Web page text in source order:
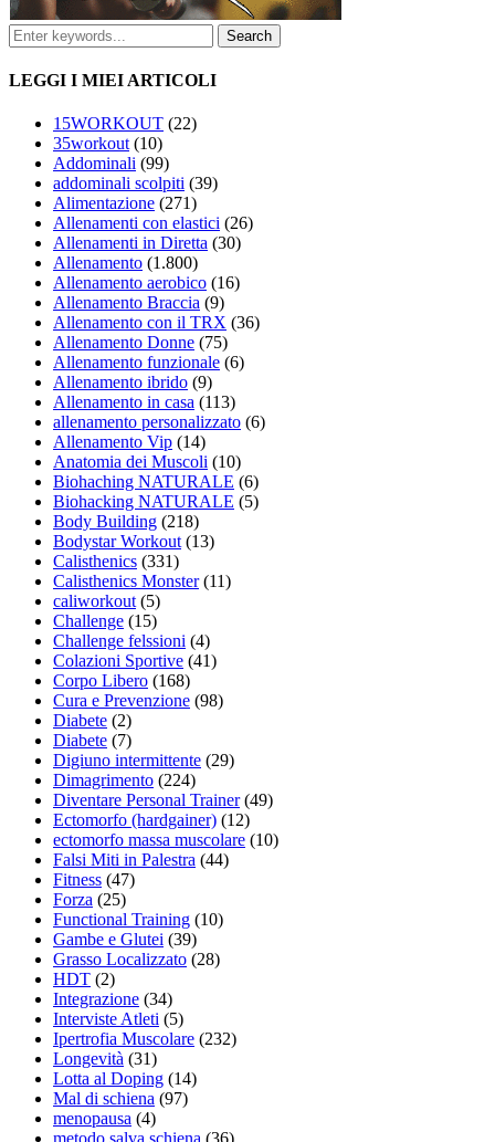
LEGGI I MIEI ARTICOLI
15WORKOUT (22)
35workout(10)
Addominali (99)
addominali scolpiti (39)
Alimentazione (271)
Allenamenti con elastici (26)
Allenamenti in Diretta (30)
Allenamento (1.800)
Allenamento aerobico (16)
Allenamento Braccia (9)
Allenamento con il TRX (36)
Allenamento Donne (75)
Allenamento funzionale (6)
Allenamento ibrido (9)
Allenamento in casa (113)
allenamento personalizzato (6)
Allenamento Vip (14)
Anatomia dei Muscoli (10)
Biohaching NATURALE (6)
Biohacking NATURALE (5)
Body Building (218)
Bodystar Workout(13)
Calisthenics (331)
Calisthenics Monster(11)
caliworkout(5)
Challenge (15)
Challenge felssioni (4)
Colazioni Sportive (41)
Corpo Libero (168)
Cura e Prevenzione (98)
Diabete (2)
Diabete (7)
Digiuno intermittente (29)
Dimagrimento (224)
Diventare Personal Trainer(49)
Ectomorfo (hardgainer) (12)
ectomorfo massa muscolare (10)
Falsi Miti in Palestra (44)
Fitness (47)
Forza (25)
Functional Training (10)
Gambe e Glutei (39)
Grasso Localizzato (28)
HDT (2)
Integrazione (34)
Interviste Atleti (5)
Ipertrofia Muscolare (232)
Longevità (31)
Lotta al Doping (14)
Mal di schiena (97)
menopausa (4)